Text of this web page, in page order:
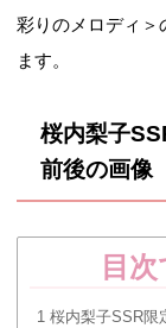
彩りのメロディ＞
ます。
桜内梨子
前後の画像
目
1 桜内梨子SSR限